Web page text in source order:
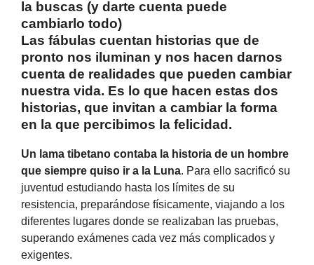
la buscas (y darte cuenta puede
cambiarlo todo)
Las fábulas cuentan historias que de
pronto nos iluminan y nos hacen darnos
cuenta de realidades que pueden cambiar
nuestra vida. Es lo que hacen estas dos
historias, que invitan a cambiar la forma
en la que percibimos la felicidad.
Un lama tibetano contaba la historia de un hombre
que siempre quiso ir a la Luna. Para ello sacrificó su
juventud estudiando hasta los límites de su
resistencia, preparándose físicamente, viajando a los
diferentes lugares donde se realizaban las pruebas,
superando exámenes cada vez más complicados y
exigentes.